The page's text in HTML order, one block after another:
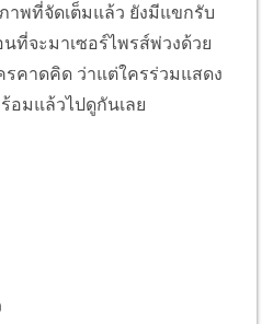
พที่จัดเต็มแล้ว ยังมีแขกรับ
ที่จะมาเซอร์ไพรส์พ่วงด้วย
รคาดคิด ว่าแต่ใครร่วมแสดง
อมแล้วไปดูกันเลย